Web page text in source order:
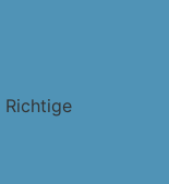
Richtige